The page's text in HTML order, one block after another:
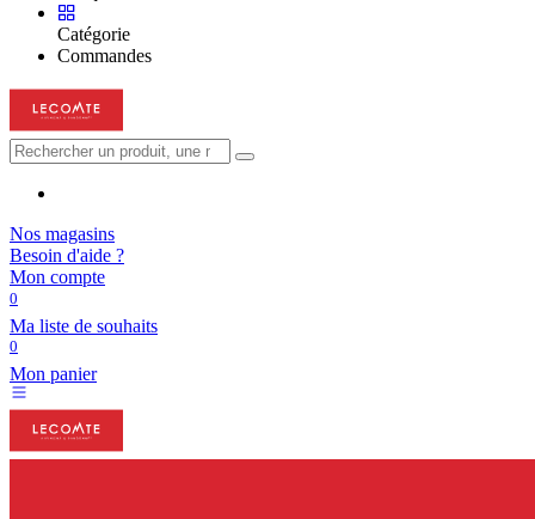
Catégorie
Commandes
Nos magasins
Besoin d'aide ?
Mon compte
0
Ma liste de souhaits
0
Mon panier